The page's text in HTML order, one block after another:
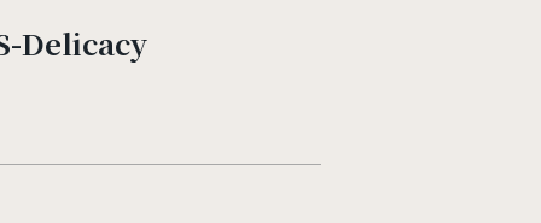
Delicacy